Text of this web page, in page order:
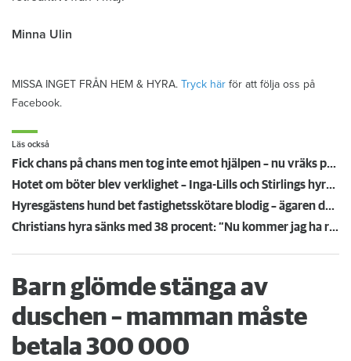
Minna Ulin
MISSA INGET FRÅN HEM & HYRA. Tryck här för att följa oss på
Facebook.
Läs också
Fick chans på chans men tog inte emot hjälpen – nu vräks paret: ”Tragiskt"
Hotet om böter blev verklighet – Inga-Lills och Stirlings hyresvärdar får betala 75 000: ”Herregud så onödigt”
Hyresgästens hund bet fastighetsskötare blodig – ägaren döms och förlorar nu lägenheten
Christians hyra sänks med 38 procent: ”Nu kommer jag ha råd att ta körkort”
Barn glömde stänga av
duschen – mamman måste
betala 300 000